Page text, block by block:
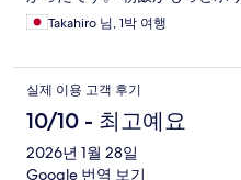
Takahiro 님, 1박 여행
실제 이용 고객 후기
10/10 - 최고예요
2026년 1월 28일
Google 번역 보기